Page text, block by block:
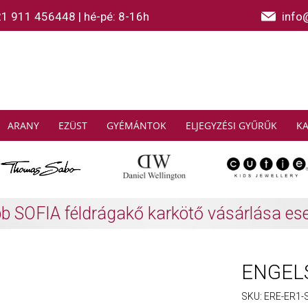
911 456448 | hé-pé: 8-16h
ARANY EZÜST GYÉMÁNTOK ELJEGYZÉSI GYŰRŰK
SABO: Gyűjtsön és spóroljon További
SKU: ERE-ER1-